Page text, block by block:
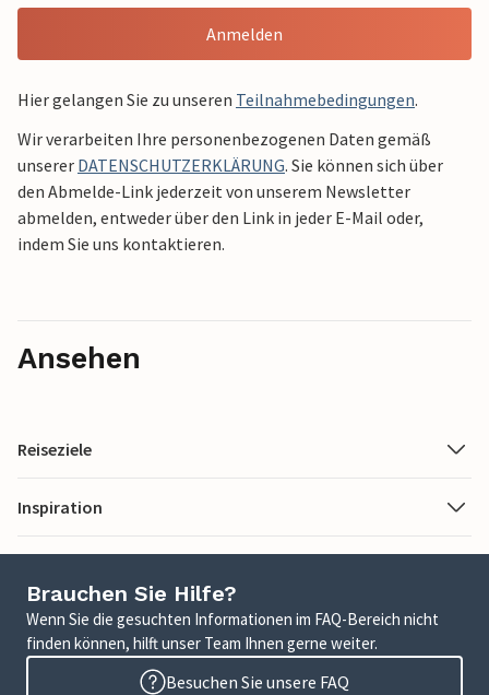
Anmelden
Hier gelangen Sie zu unseren Teilnahmebedingungen.
Wir verarbeiten Ihre personenbezogenen Daten gemäß
unserer DATENSCHUTZERKLÄRUNG. Sie können sich über
den Abmelde-Link jederzeit von unserem Newsletter
abmelden, entweder über den Link in jeder E-Mail oder,
indem Sie uns kontaktieren.
Ansehen
Reiseziele
Inspiration
Brauchen Sie Hilfe?
Wenn Sie die gesuchten Informationen im FAQ-Bereich nicht
finden können, hilft unser Team Ihnen gerne weiter.
Besuchen Sie unsere FAQ